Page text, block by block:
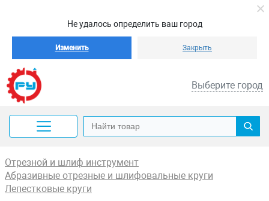
Не удалось определить ваш город
Изменить Закрыть
Выберите город
Отрезной и шлиф инструмент
Абразивные отрезные и шлифовальные круги
Лепестковые круги